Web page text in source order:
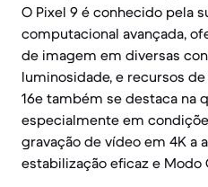
O Pixel 9 é conhecido pela
computacional avançada,
de imagem em diversas
luminosidade, e recursos
16e também se destaca na
especialmente em
gravação de vídeo em 4K a
estabilização eficaz e